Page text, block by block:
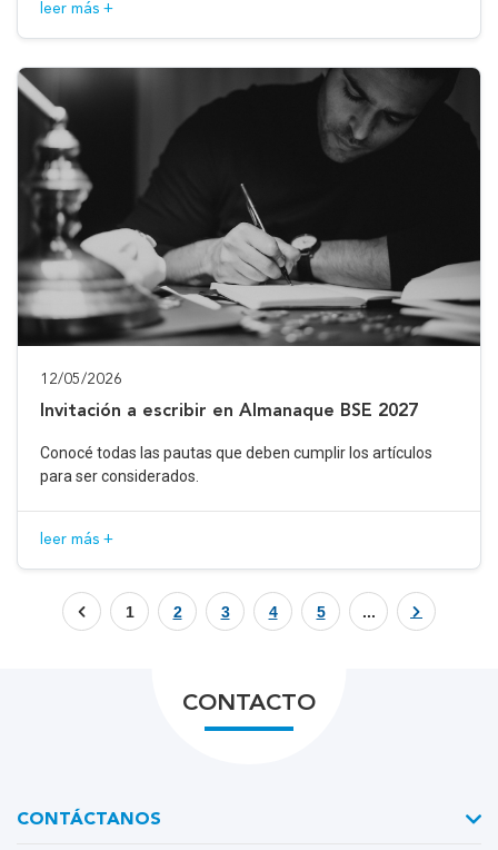
leer más +
12/05/2026
Invitación a escribir en Almanaque BSE 2027
Conocé todas las pautas que deben cumplir los artículos
para ser considerados.
leer más +
1 2 3 4 5 ...
CONTACTO
CONTÁCTANOS